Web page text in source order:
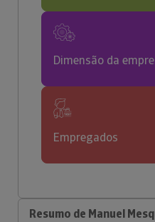
Dimensão da
Empregados
Resumo de Manuel